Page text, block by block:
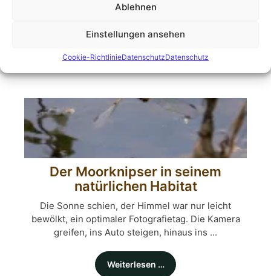
Ablehnen
Einstellungen ansehen
Cookie-RichtlinieDatenschutzDatenschutz
Der Moorknipser in seinem
natürlichen Habitat
Die Sonne schien, der Himmel war nur leicht
bewölkt, ein optimaler Fotografietag. Die Kamera
greifen, ins Auto steigen, hinaus ins ...
Weiterlesen …